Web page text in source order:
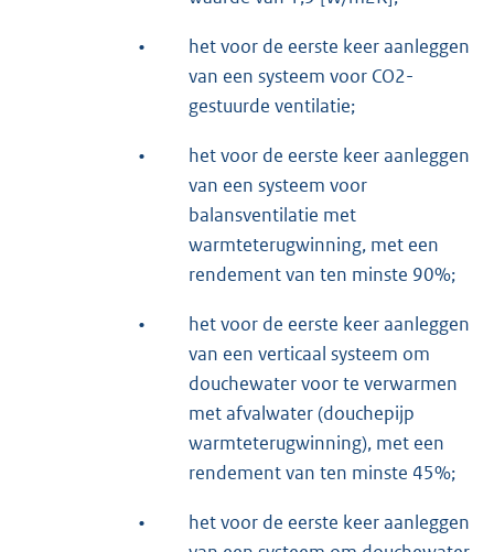
•
het voor de eerste keer aanleggen
van een systeem voor CO2-
gestuurde ventilatie;
•
het voor de eerste keer aanleggen
van een systeem voor
balansventilatie met
warmteterugwinning, met een
rendement van ten minste 90%;
•
het voor de eerste keer aanleggen
van een verticaal systeem om
douchewater voor te verwarmen
met afvalwater (douchepijp
warmteterugwinning), met een
rendement van ten minste 45%;
•
het voor de eerste keer aanleggen